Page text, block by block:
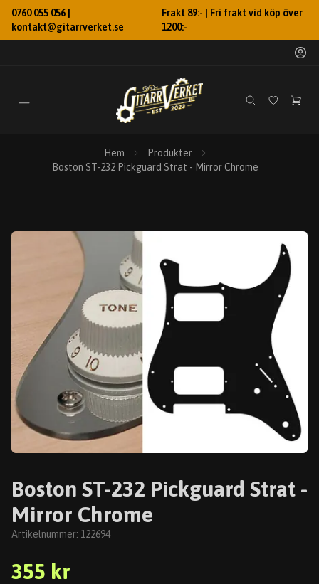
0760 055 056 |
kontakt@gitarrverket.se
Frakt 89:- | Fri frakt vid köp över
1200:-
Hem
Produkter
Boston ST-232 Pickguard Strat - Mirror Chrome
Boston ST-232 Pickguard Strat -
Mirror Chrome
Artikelnummer: 122694
355 kr